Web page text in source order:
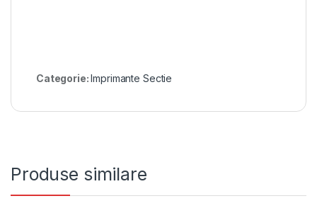
Categorie:Imprimante Sectie
Produse similare